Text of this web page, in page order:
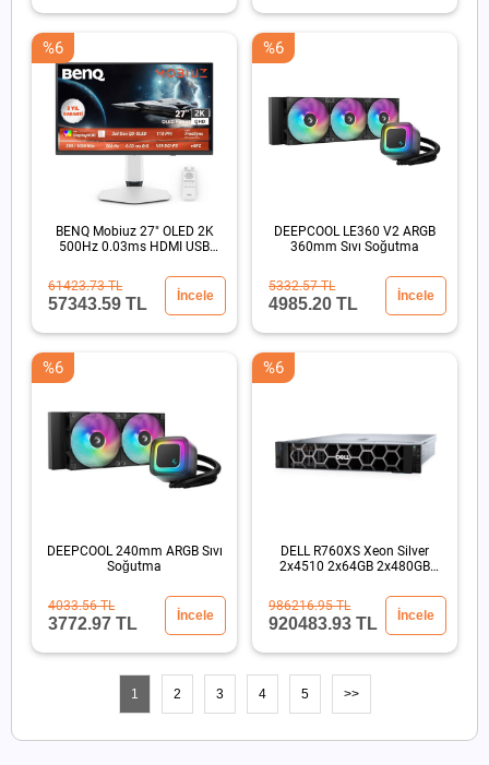
BENQ Mobiuz 27" OLED 2K
500Hz 0.03ms HDMI USB
Monitörü
%6
61423.73 TL
57343.59 TL İncele
DEEPCOOL LE360 V2 ARGB
360mm Sıvı Soğutma
%6
5332.57 TL
4985.20 TL İncele
DEEPCOOL 240mm ARGB Sıvı
Soğutma
%6
4033.56 TL
3772.97 TL İncele
DELL R760XS Xeon Silver
2x4510 2x64GB 2x480GB
%6
986216.95 TL
920483.93 TL İncele
1 2 3 4 5 >>